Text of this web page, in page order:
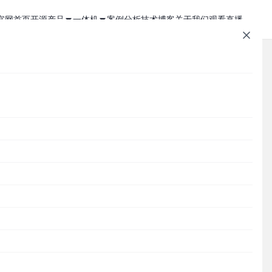
网首页开源产品
一体机
案例分析技术博客关于我们观看直播